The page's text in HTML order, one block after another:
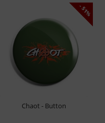
Chaot - Button
- 51%